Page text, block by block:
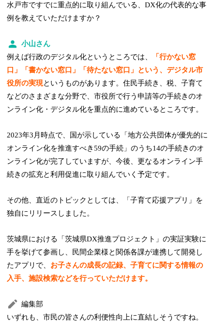
水戸市ですでに重点的に取り組んでいる、DX化の代表的な事
例を教えていただけますか？
小山さん
例えば行政のデジタル化というところでは、
「行かない窓
口」「書かない窓口」「待たない窓口」という、デジタル市
役所の実現というものがあります。住民手続き、税、子育て
などのさまざまな分野で、市役所で行う申請等の手続きのオ
ンライン化・デジタル化を重点的に進めているところです。
2023年3月時点で、国が示している「地方公共団体が優先的に
オンライン化を推進すべき59の手続」のうち14の手続きのオ
ンライン化が完了していますが、今後、更なるオンライン手
続きの拡充と利用促進に取り組んでいく予定です。
その他、直近のトピックとしては、「子育て応援アプリ」を
独自にリリースしました。
茨城県における「茨城県DX推進プロジェクト」の実証実験に
手を挙げて参画し、民間企業様と関係各課が連携して開発し
たアプリで、 お子さんの成長の記録、子育てに関する情報の
入手、施設検索などを行っていただけます。
編集部
いずれも、市民の皆さんの利便性向上に直結しそうですね。